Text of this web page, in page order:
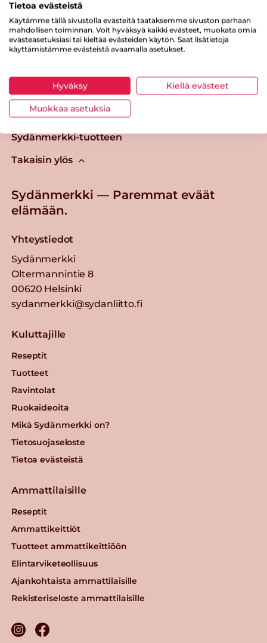
Tulosta sivu Jaa tuote
Sydänmerkki-tuotteen
Takaisin ylös
Sydänmerkki — Paremmat eväät
elämään.
Yhteystiedot
Sydänmerkki
Oltermannintie 8
00620 Helsinki
sydanmerkki@sydanliitto.fi
Kuluttajille
Reseptit
Tuotteet
Ravintolat
Ruokaideoita
Mikä Sydänmerkki on?
Tietosuojaseloste
Tietoa evästeistä
Ammattilaisille
Reseptit
Ammattikeittiöt
Tuotteet ammattikeittiöön
Elintarviketeollisuus
Ajankohtaista ammattilaisille
Rekisteriseloste ammattilaisille
Tietoa evästeistä
Käytämme tällä sivustolla evästeitä taataksemme sivuston parhaan
mahdollisen toiminnan. Voit hyväksyä kaikki evästeet, muokata omia
evästeasetuksiasi tai kieltää evästeiden käytön. Saat lisätietoja
käyttämistämme evästeistä avaamalla asetukset.
Hyväksy Kiellä evästeet
Muokkaa asetuksia